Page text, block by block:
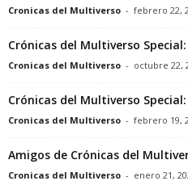
Cronicas del Multiverso - febrero 22,
Crónicas del Multiverso
Cronicas del Multiverso - octubre 22,
Crónicas del Multiverso
Cronicas del Multiverso - febrero 19,
Amigos de Crónicas del
Cronicas del Multiverso - enero 21,